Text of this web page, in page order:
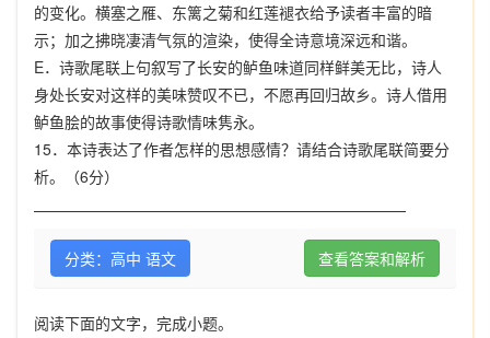
的变化。横塞之雁、东篱之菊和红莲褪衣给予读者丰富的暗
示；加之拂晓凄清气氛的渲染，使得全诗意境深远和谐。
E．诗歌尾联上句叙写了长安的鲈鱼味道同样鲜美无比，诗人
身处长安对这样的美味赞叹不已，不愿再回归故乡。诗人借用
鲈鱼脍的故事使得诗歌情味隽永。
15．本诗表达了作者怎样的思想感情？请结合诗歌尾联简要分
析。（6分）
分类：高中 语文 查看答案和解析
阅读下面的文字，完成小题。